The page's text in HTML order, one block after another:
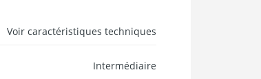
Voir caractéristiques techniques
Intermédiaire